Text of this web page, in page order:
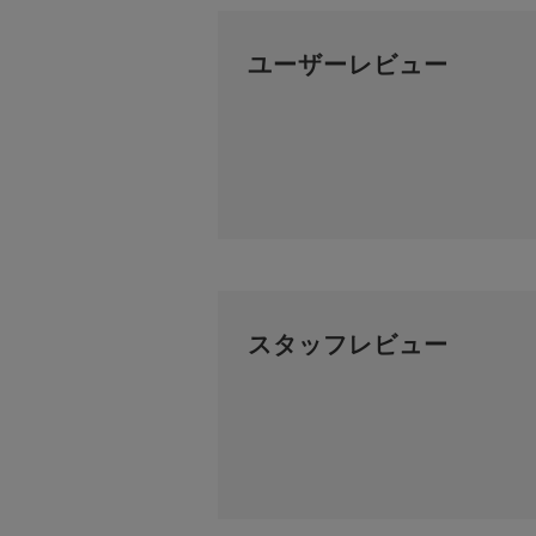
ユーザーレビュー
スタッフレビュー